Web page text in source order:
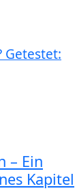
Getestet:
– Ein
Kapitel